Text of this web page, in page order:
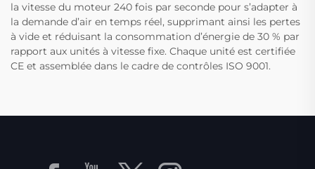
la vitesse du moteur 240 fois par seconde pour s’adapter à
la demande d’air en temps réel, supprimant ainsi les pertes
à vide et réduisant la consommation d’énergie de 30 % par
rapport aux unités à vitesse fixe. Chaque unité est certifiée
CE et assemblée dans le cadre de contrôles ISO 9001.